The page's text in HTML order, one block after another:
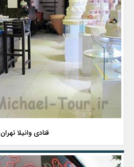
قنادی وانیلا تهران